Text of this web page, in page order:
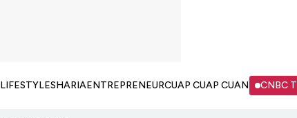
LIFESTYLESHARIAENTREPRENEURCUAP CUAP CUAN CNBC